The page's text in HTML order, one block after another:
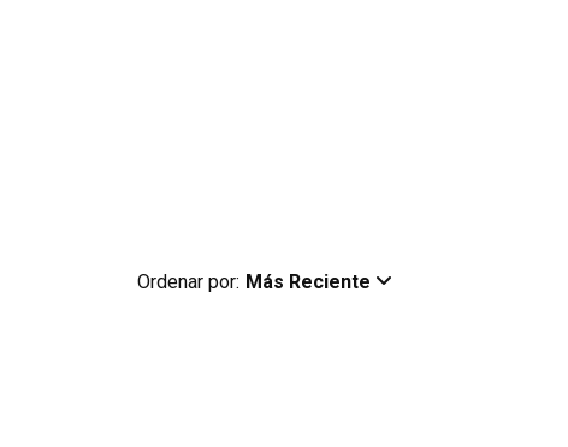
Ordenar por: Más Reciente